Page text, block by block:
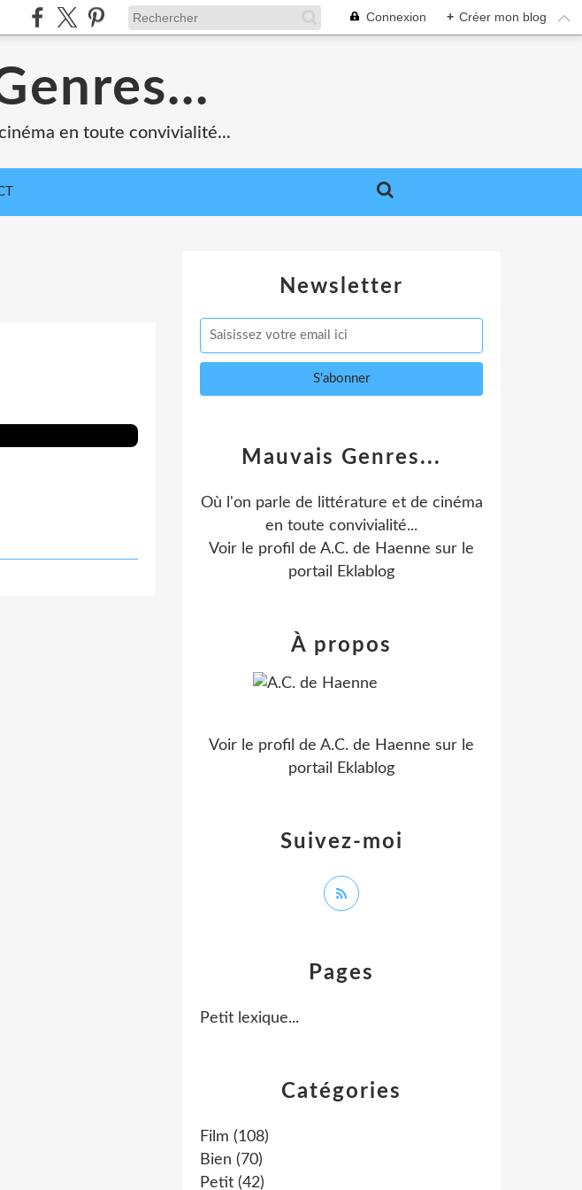
Connexion + Créer mon blog
en toute convivialité...
Newsletter
Catégories
Film (108)
Bien (70)
Petit (42)
Pages
Petit lexique...
Mauvais Genres...
Où l'on parle de littérature et de cinéma
en toute convivialité...
Voir le profil de A.C. de Haenne sur le
portail Eklablog
Suivez-moi
À propos
Voir le profil de A.C. de Haenne sur le
portail Eklablog